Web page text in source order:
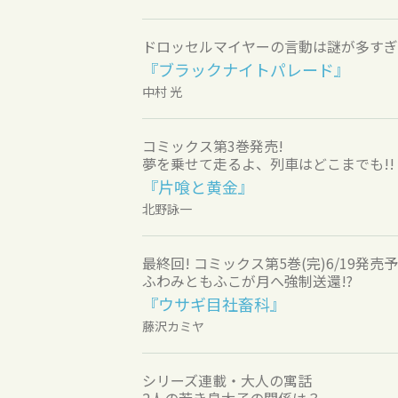
ドロッセルマイヤーの言動は謎が多す
『ブラックナイトパレード』
中村 光
コミックス第3巻発売!
夢を乗せて走るよ、列車はどこまでも!!
『片喰と黄金』
北野詠一
最終回! コミックス第5巻(完)6/19発売
ふわみともふこが月へ強制送還!?
『ウサギ目社畜科』
藤沢カミヤ
シリーズ連載・大人の寓話